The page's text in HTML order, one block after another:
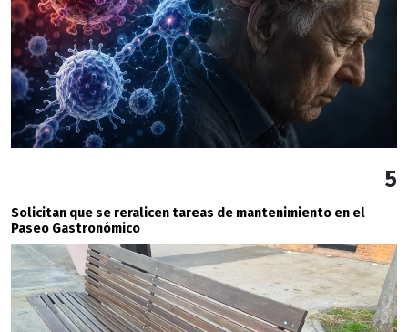
5
Solicitan que se reralicen tareas de mantenimiento en el
Paseo Gastronómico